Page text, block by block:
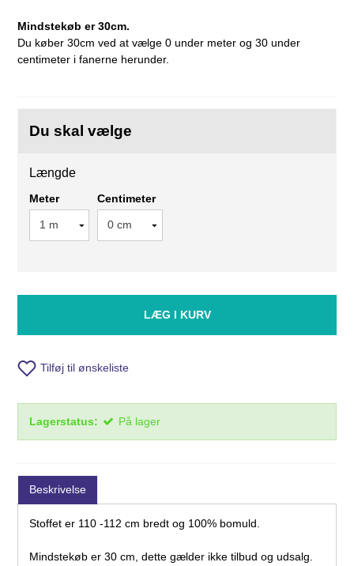
Mindstekøb er 30cm.
Du køber 30cm ved at vælge 0 under meter og 30 under
centimeter i fanerne herunder.
Lagerstatus: På lager
Du skal vælge
Længde
Meter Centimeter
LÆG I KURV
Tilføj til ønskeliste
Beskrivelse
Stoffet er 110 -112 cm bredt og 100% bomuld.
Mindstekøb er 30 cm, dette gælder ikke tilbud og udsalg.